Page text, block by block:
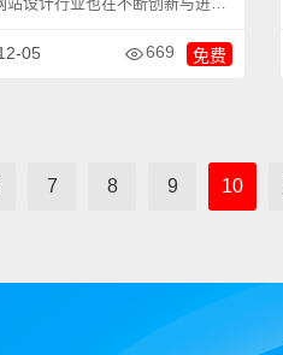
05 669 免费
7 8 9 10